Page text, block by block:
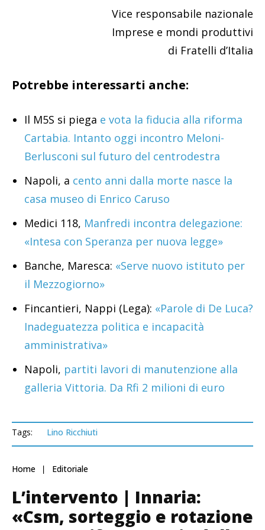
Vice responsabile nazionale
Imprese e mondi produttivi
di Fratelli d’Italia
Potrebbe interessarti anche:
Il M5S si piega e vota la fiducia alla riforma
Cartabia. Intanto oggi incontro Meloni-
Berlusconi sul futuro del centrodestra
Napoli, a cento anni dalla morte nasce la
casa museo di Enrico Caruso
Medici 118, Manfredi incontra delegazione:
«Intesa con Speranza per nuova legge»
Banche, Maresca: «Serve nuovo istituto per
il Mezzogiorno»
Fincantieri, Nappi (Lega): «Parole di De Luca?
Inadeguatezza politica e incapacità
amministrativa»
Napoli, partiti lavori di manutenzione alla
galleria Vittoria. Da Rfi 2 milioni di euro
Tags: Lino Ricchiuti
Home Editoriale
L’intervento | Innaria:
«Csm, sorteggio e rotazione